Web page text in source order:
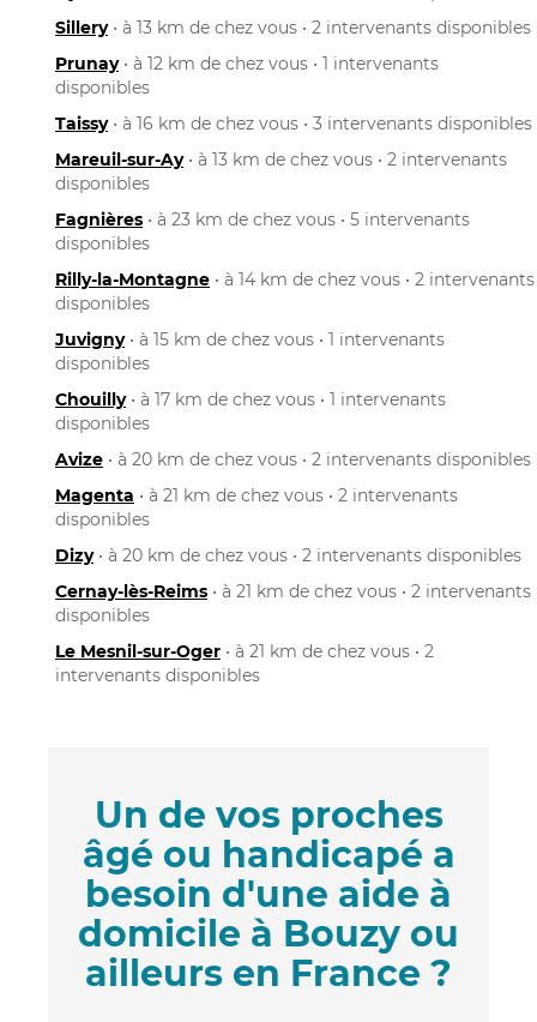
Sillery• à 13 km de chez vous • 2 intervenants disponibles
Prunay• à 12 km de chez vous • 1 intervenants
disponibles
Taissy• à 16 km de chez vous • 3 intervenants disponibles
Mareuil-sur-Ay• à 13 km de chez vous • 2 intervenants
disponibles
Fagnières • à 23 km de chez vous • 5 intervenants
disponibles
Rilly-la-Montagne • à 14 km de chez vous • 2 intervenants
disponibles
Juvigny• à 15 km de chez vous • 1 intervenants
disponibles
Chouilly• à 17 km de chez vous • 1 intervenants
disponibles
Avize • à 20 km de chez vous • 2 intervenants disponibles
Magenta • à 21 km de chez vous • 2 intervenants
disponibles
Dizy• à 20 km de chez vous • 2 intervenants disponibles
Cernay-lès-Reims • à 21 km de chez vous • 2 intervenants
disponibles
Le Mesnil-sur-Oger • à 21 km de chez vous • 2
intervenants disponibles
Un de vos proches
âgé ou handicapé a
besoin d'une aide à
domicile à Bouzy ou
ailleurs en France ?